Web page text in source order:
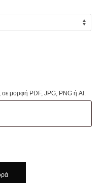
σε μορφή PDF, JPG, PNG ή AI.